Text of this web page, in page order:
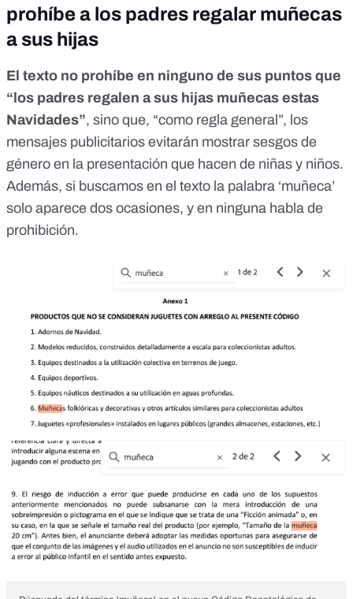
prohíbe a los padres regalar muñecas
a sus hijas
El texto no prohíbe en ninguno de sus puntos que
“los padres regalen a sus hijas muñecas estas
Navidades”, sino que, “como regla general”, los
mensajes publicitarios evitarán mostrar sesgos de
género en la presentación que hacen de niñas y niños.
Además, si buscamos en el texto la palabra ‘muñeca’
solo aparece dos ocasiones, y en ninguna habla de
prohibición.